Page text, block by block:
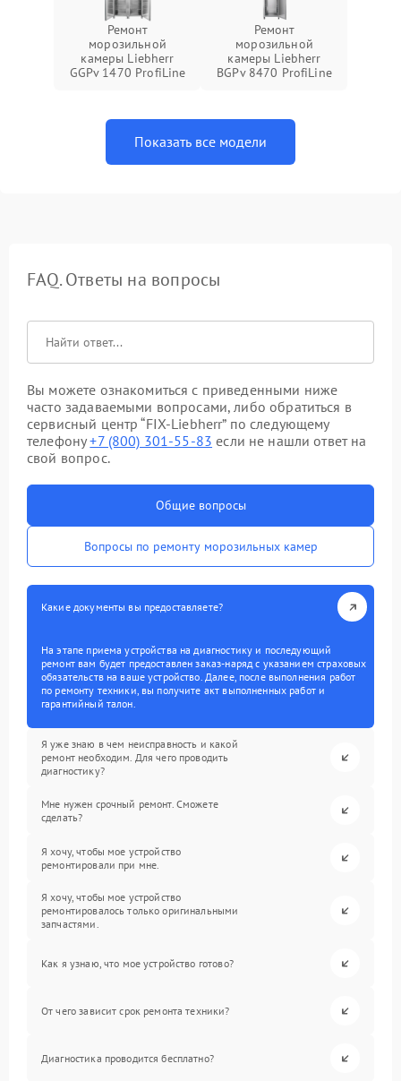
Ремонт
морозильной
камеры Liebherr
GGPv 1470 ProfiLine
Ремонт
морозильной
камеры Liebherr
BGPv 8470 ProfiLine
Показать все модели
FAQ. Ответы на вопросы
Вы можете ознакомиться с приведенными ниже
часто задаваемыми вопросами, либо обратиться в
сервисный центр “FIX-Liebherr” по следующему
телефону+7 (800) 301-55-83 если не нашли ответ на
свой вопрос.
Общие вопросы
Вопросы по ремонту морозильных камер
Какие документы вы предоставляете?
На этапе приема устройства на диагностику и последующий
ремонт вам будет предоставлен заказ-наряд с указанием страховых
обязательств на ваше устройство. Далее, после выполнения работ
по ремонту техники, вы получите акт выполненных работ и
гарантийный талон.
Я уже знаю в чем неисправность и какой
ремонт необходим. Для чего проводить
диагностику?
Мне нужен срочный ремонт. Сможете
сделать?
Я хочу, чтобы мое устройство
ремонтировали при мне.
Я хочу, чтобы мое устройство
ремонтировалось только оригинальными
запчастями.
Как я узнаю, что мое устройство готово?
От чего зависит срок ремонта техники?
Диагностика проводится бесплатно?